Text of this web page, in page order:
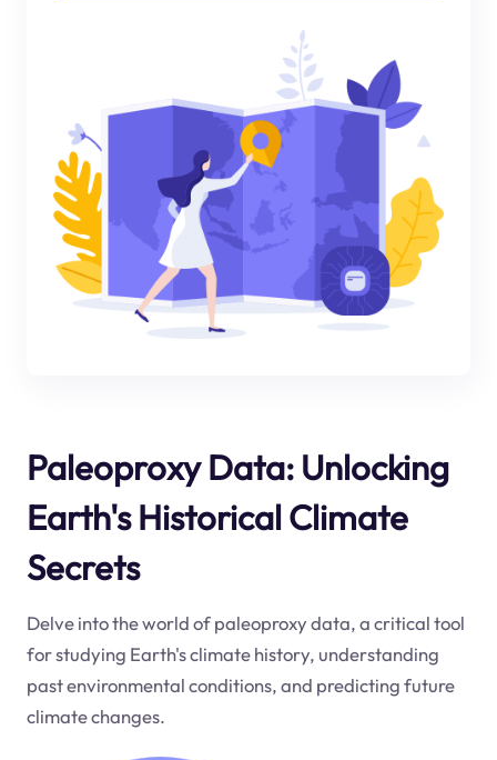
Paleoproxy Data: Unlocking
Earth's Historical Climate
Secrets
Delve into the world of paleoproxy data, a critical tool
for studying Earth's climate history, understanding
past environmental conditions, and predicting future
climate changes.